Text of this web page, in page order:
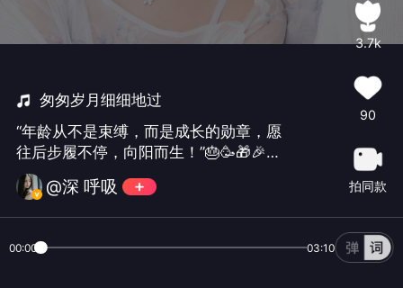
匆匆岁月细细地过
“年龄从不是束缚，而是成长的勋章，愿
往后步履不停，向阳而生！”🎂🥳🎁🎉🎈
#今日份开心#
@深 呼吸
3.7k
90
拍同款
00:00 03:10